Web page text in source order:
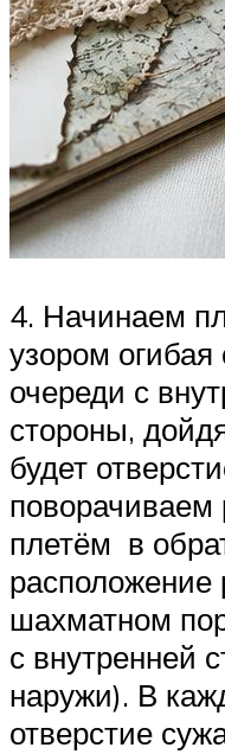
4. Начинаем
узором огибая
очереди с
стороны,
будет
поворачиваем
плетём в
расположение
шахматном
с внутренней
наружи). В
отверстие